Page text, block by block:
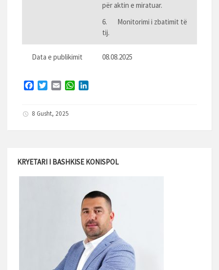
për aktin e miratuar.
6. Monitorimi i zbatimit të
tij.
Data e publikimit 08.08.2025
e
t
i
W
8 Gusht, 2025
KRYETARI I BASHKISE KONISPOL